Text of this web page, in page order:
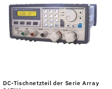
DC-Tischnetzteil der Serie Array